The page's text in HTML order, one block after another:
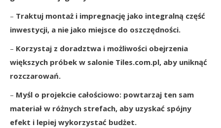
– Traktuj montaż i impregnację jako integralną część
inwestycji, a nie jako miejsce do oszczędności.
– Korzystaj z doradztwa i możliwości obejrzenia
większych próbek w salonie Tiles.com.pl, aby uniknąć
rozczarowań.
– Myśl o projekcie całościowo: powtarzaj ten sam
materiał w różnych strefach, aby uzyskać spójny
efekt i lepiej wykorzystać budżet.